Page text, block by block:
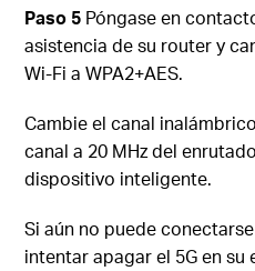
Paso 5 Póngase en
asistencia de su router y
Wi-Fi a WPA2+AES.
Cambie el canal
canal a 20 MHz del
dispositivo inteligente.
Si aún no puede
intentar apagar el 5G en